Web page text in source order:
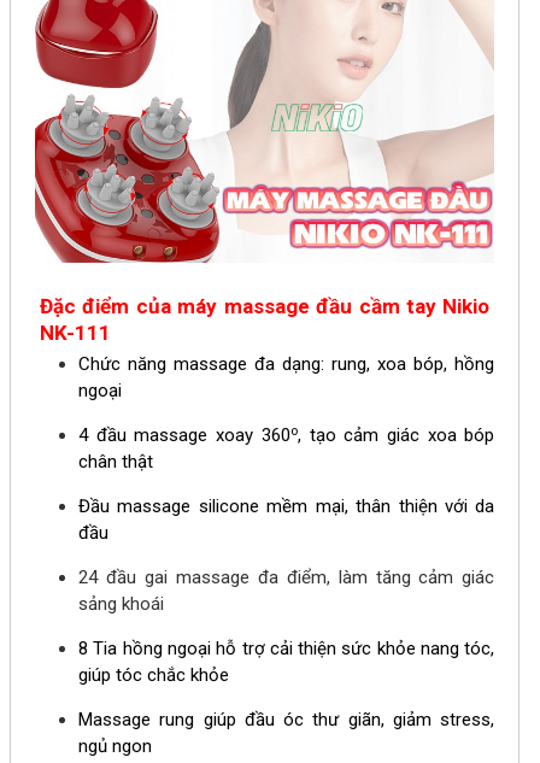
Đặc điểm của máy massage đầu cầm tay Nikio
NK-111
Chức năng massage đa dạng: rung, xoa bóp, hồng
ngoại
4 đầu massage xoay 360o, tạo cảm giác xoa bóp
chân thật
Đầu massage silicone mềm mại, thân thiện với da
đầu
24 đầu gai massage đa điểm, làm tăng cảm giác
sảng khoái
8 Tia hồng ngoại hỗ trợ cải thiện sức khỏe nang tóc,
giúp tóc chắc khỏe
Massage rung giúp đầu óc thư giãn, giảm stress,
ngủ ngon